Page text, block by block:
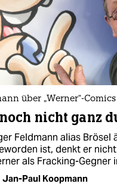
über „Werner“-Comics
nicht ganz
Feldmann alias Brösel
ist, denkt er
als Fracking-Gegner
Jan-Paul Koopmann